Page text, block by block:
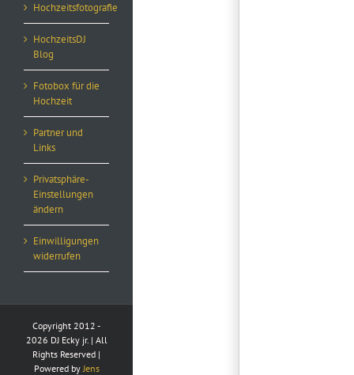
Hochzeitsfotografie
HochzeitsDJ
Blog
Fotobox für die
Hochzeit
Partner und
Links
Privatsphäre-
Einstellungen
ändern
Einwilligungen
widerrufen
Copyright 2012 -
2026 DJ Ecky jr. | All
Rights Reserved |
Powered byJens